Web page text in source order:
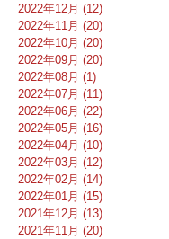
2022年12月 (12)
2022年11月 (20)
2022年10月 (20)
2022年09月 (20)
2022年08月 (1)
2022年07月 (11)
2022年06月 (22)
2022年05月 (16)
2022年04月 (10)
2022年03月 (12)
2022年02月 (14)
2022年01月 (15)
2021年12月 (13)
2021年11月 (20)